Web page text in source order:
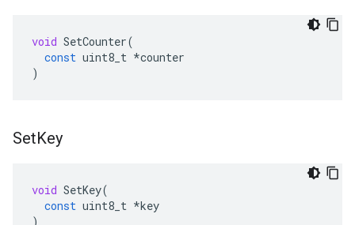
void SetCounter(
const uint8_t *counter
)
SetKey
void SetKey(
const uint8_t *key
)